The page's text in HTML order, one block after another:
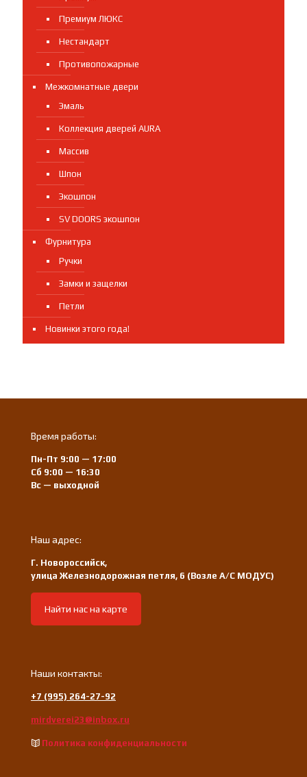
Премиум ЛЮКС
Нестандарт
Противопожарные
Межкомнатные двери
Эмаль
Коллекция дверей AURA
Массив
Шпон
Экошпон
SV DOORS экошпон
Фурнитура
Ручки
Замки и защелки
Петли
Новинки этого года!
Время работы:
Пн-Пт 9:00 — 17:00
Сб 9:00 — 16:30
Вс — выходной
Наш адрес:
Г. Новороссийск,
улица Железнодорожная петля, 6 (Возле А/С МОДУС)
Найти нас на карте
Наши контакты:
+7 (995) 264-27-92
mirdverei23@inbox.ru
Политика конфиденциальности